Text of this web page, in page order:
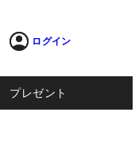
ログイン
プレゼント